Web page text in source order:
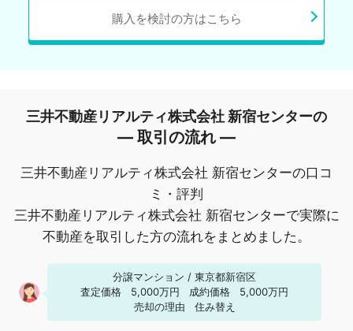
購入を検討の方はこちら
三井不動産リアルティ株式会社 新宿センターの
― 取引の流れ ―
三井不動産リアルティ株式会社 新宿センターの口コ
ミ・評判
三井不動産リアルティ株式会社 新宿センターで実際に
不動産を取引した方の流れをまとめました。
分譲マンション / 東京都新宿区
査定価格
5,000万円 成約価格
5,000万円
売却の理由
住み替え